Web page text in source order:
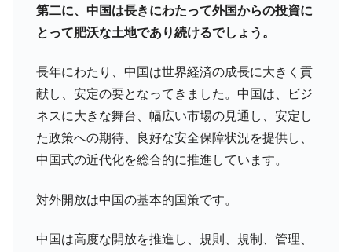
第二に、中国は長きにわたって外国からの投資に
とって肥沃な土地であり続けるでしょう。
長年にわたり、中国は世界経済の成長に大きく貢
献し、安定の要となってきました。中国は、ビジ
ネスに大きな舞台、幅広い市場の見通し、安定し
た政策への期待、良好な安全保障状況を提供し、
中国式の近代化を総合的に推進しています。
対外開放は中国の基本的国策です。
中国は高度な開放を推進し、規則、規制、管理、